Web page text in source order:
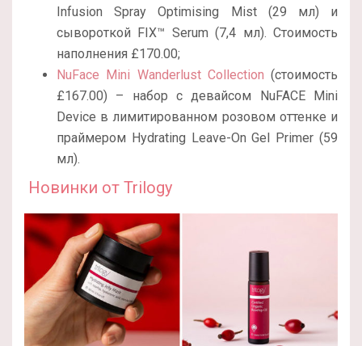
Infusion Spray Optimising Mist (29 мл) и
сывороткой FIX™ Serum (7,4 мл). Стоимость
наполнения £170.00;
NuFace Mini Wanderlust Collection (стоимость
£167.00) – набор с девайсом NuFACE Mini
Device в лимитированном розовом оттенке и
праймером Hydrating Leave-On Gel Primer (59
мл).
Новинки от Trilogy